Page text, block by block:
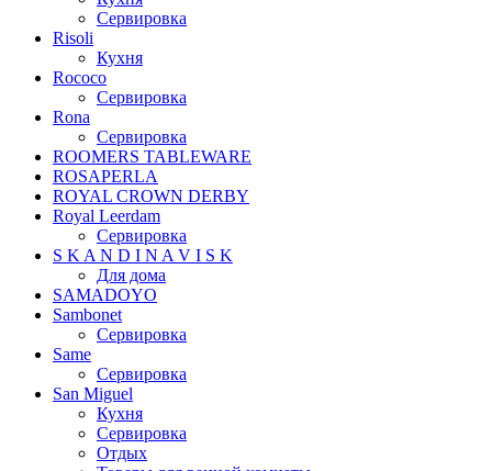
Сервировка
Risoli
Кухня
Rococo
Сервировка
Rona
Сервировка
ROOMERS TABLEWARE
ROSAPERLA
ROYAL CROWN DERBY
Royal Leerdam
Сервировка
S K A N D I N A V I S K
Для дома
SAMADOYO
Sambonet
Сервировка
Same
Сервировка
San Miguel
Кухня
Сервировка
Отдых